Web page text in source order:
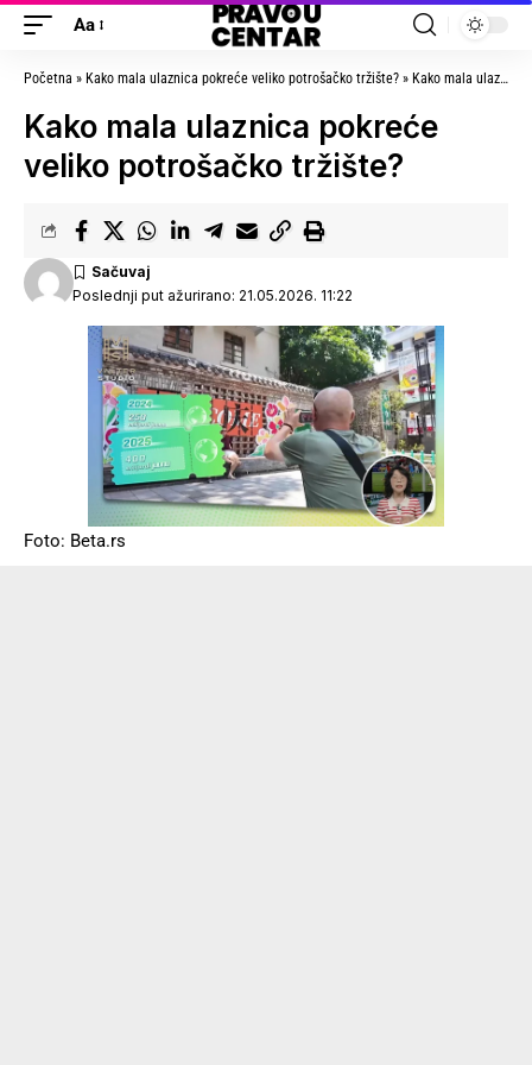
Aa
Početna » Kako mala ulaznica pokreće veliko potrošačko tržište? » Kako mala ulaznica pokreće veliko potrošačko tržište?
Kako mala ulaznica pokreće
veliko potrošačko tržište?
Poslednji put ažurirano: 21.05.2026. 11:22
Foto: Beta.rs